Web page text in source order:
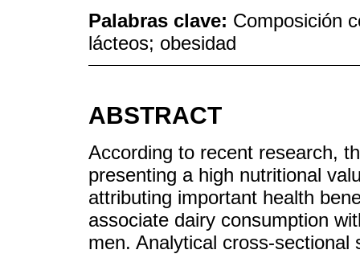
Palabras clave: Composición
lácteos; obesidad
ABSTRACT
According to recent research,
presenting a high nutritional
attributing important health
associate dairy consumption
men. Analytical cross-sectional